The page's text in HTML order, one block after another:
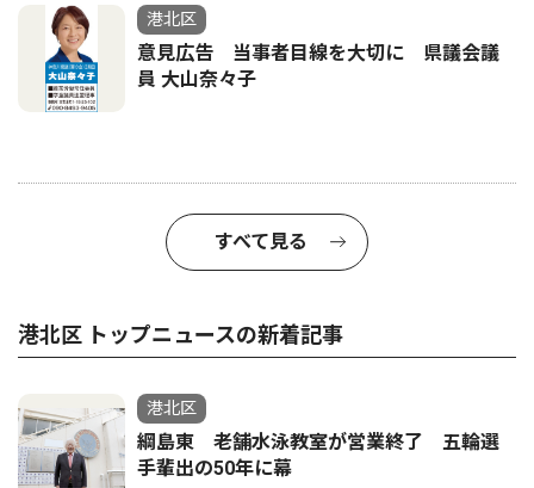
港北区
意見広告 当事者目線を大切に 県議会議
員 大山奈々子
すべて見る
港北区 トップニュースの新着記事
港北区
綱島東 老舗水泳教室が営業終了 五輪選
手輩出の50年に幕